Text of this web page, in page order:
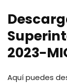
2023-
Aquí puedes